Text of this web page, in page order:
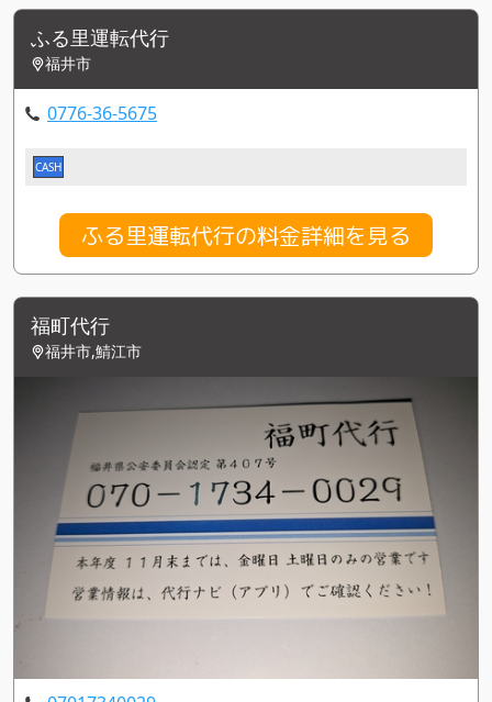
ふる里運転代行
福井市
0776-36-5675
CASH
ふる里運転代行の料金詳細を見る
福町代行
福井市,鯖江市